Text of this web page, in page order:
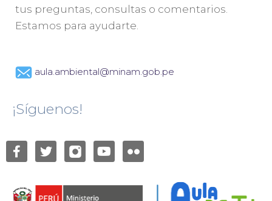
tus preguntas, consultas o comentarios.
Estamos para ayudarte.
aula.ambiental@minam.gob.pe
¡Síguenos!